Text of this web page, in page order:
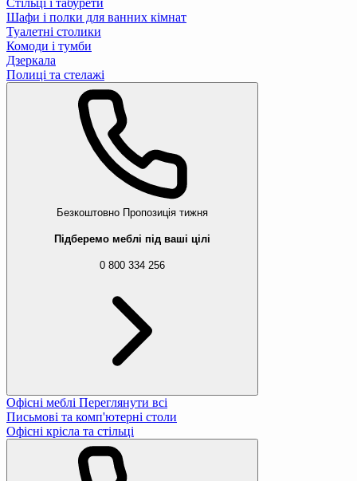
Стільці і табурети
Шафи і полки для ванних кімнат
Туалетні столики
Комоди і тумби
Дзеркала
Полиці та стелажі
Безкоштовно Пропозиція тижня
Підберемо меблі під ваші цілі
0 800 334 256
Офісні меблі Переглянути всі
Письмові та комп'ютерні столи
Офісні крісла та стільці